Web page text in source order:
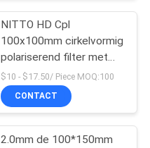
NITTO HD Cpl
100x100mm cirkelvormig
polariserend filter met
vierkant CPL-filter
$10 - $17.50/ Piece MOQ:100
CONTACT
2.0mm de 100*150mm